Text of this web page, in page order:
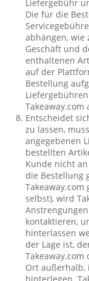
Liefergebühr
Die für die
abhängen, wie
Geschäft und
enthaltenen
auf der
Bestellung
Entscheidet
zu lassen,
angegebenen
bestellten
Kunde nicht
die Bestellung
selbst), wird
kontaktieren,
hinterlassen
der Lage ist,
Ort außerhalb,